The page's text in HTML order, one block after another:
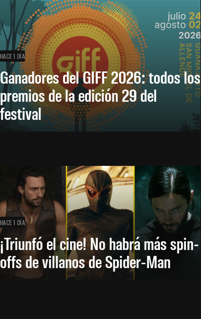
HACE 1 DÍA
Ganadores del GIFF 2026: todos los
premios de la edición 29 del
festival
HACE 1 DÍA
¡Triunfó el cine! No habrá más spin-
offs de villanos de Spider-Man